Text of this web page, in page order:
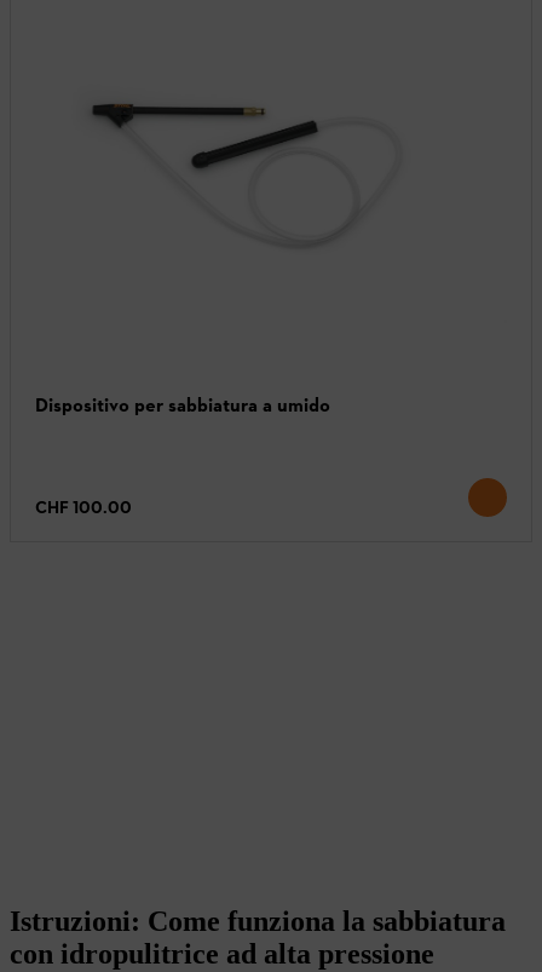
Dispositivo per sabbiatura a umido
CHF 100.00
Istruzioni: Come funziona la sabbiatura
con idropulitrice ad alta pressione